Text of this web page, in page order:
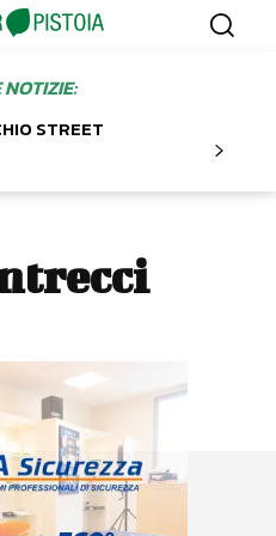
NOTIZIE:
STREET